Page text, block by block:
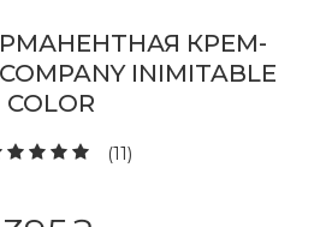
КРЕМ-
INIMITABLE
COLOR
(11)